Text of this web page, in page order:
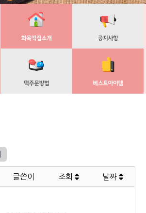
글쓴이 조회 날짜